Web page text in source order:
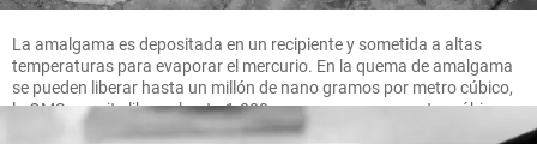
La amalgama es depositada en un recipiente y sometida a altas
temperaturas para evaporar el mercurio. En la quema de amalgama
se pueden liberar hasta un millón de nano gramos por metro cúbico,
la OMS permite liberar hasta 1.000 nano gramos por metro cúbico.